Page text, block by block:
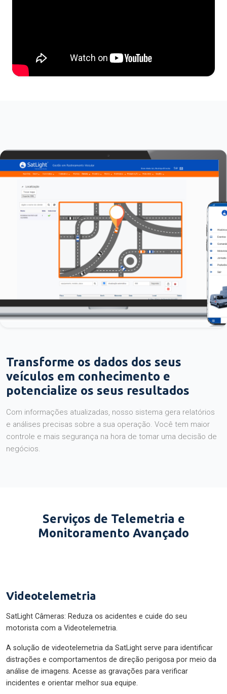
Transforme os dados dos seus
veículos em conhecimento e
potencialize os seus resultados
Com informações atualizadas, nosso sistema gera relatórios
e análises precisas sobre a sua operação. Você tem maior
controle e mais segurança na hora de tomar uma decisão de
negócios.
Serviços de Telemetria e
Monitoramento Avançado
Videotelemetria
SatLight Câmeras: Reduza os acidentes e cuide do seu
motorista com a Videotelemetria.
A solução de videotelemetria da SatLight serve para identificar
distrações e comportamentos de direção perigosa por meio da
análise de imagens. Acesse as gravações para verificar
incidentes e orientar melhor sua equipe.